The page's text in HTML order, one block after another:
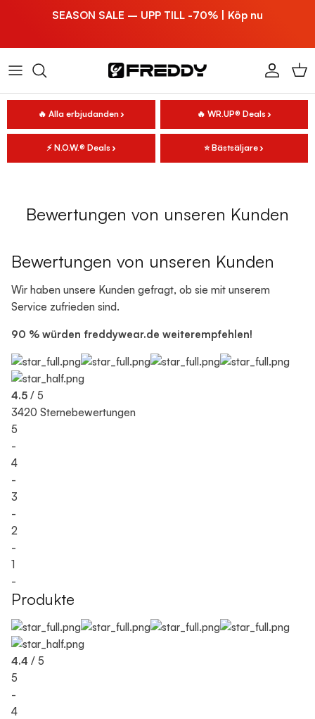
SEASON SALE – UPP TILL -70% | Köp nu
Konto
🔥 Alla erbjudanden 🔥 WR.UP® Deals
⚡ N.O.W.® Deals ⭐ Bästsäljare
Bewertungen von unseren Kunden
Bewertungen von unseren Kunden
Wir haben unsere Kunden gefragt, ob sie mit unserem
Service zufrieden sind.
90 % würden freddywear.de weiterempfehlen!
4.5 / 5
3420 Sternebewertungen
5
-
4
-
3
-
2
-
1
-
Produkte
4.4 / 5
5
-
4